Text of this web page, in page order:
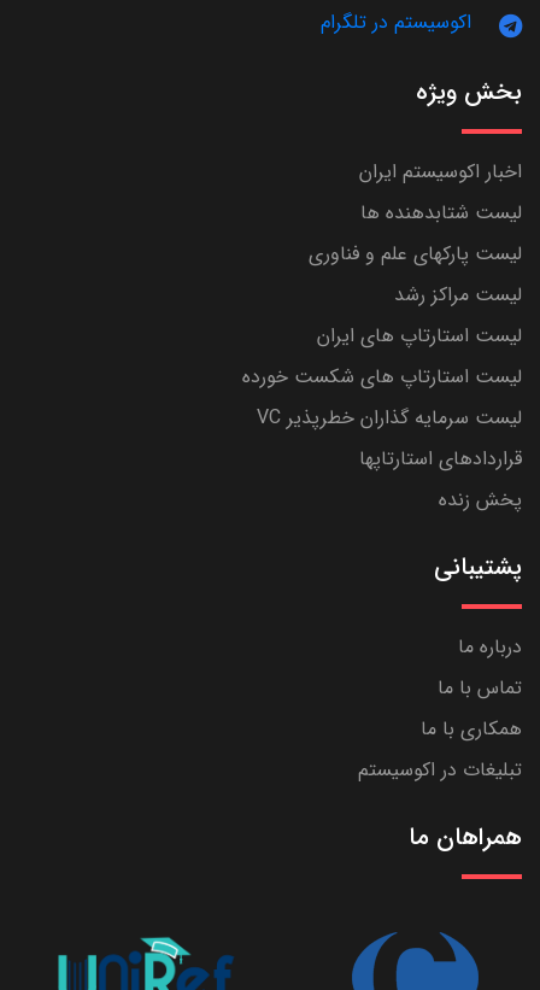
اکوسیستم در تلگرام
بخش ویژه
اخبار اکوسیستم ایران
لیست شتابدهنده ها
لیست پارکهای علم و فناوری
لیست مراکز رشد
لیست استارتاپ های ایران
لیست استارتاپ های شکست خورده
لیست سرمایه گذاران خطرپذیر VC
قراردادهای استارتاپها
پخش زنده
پشتیبانی
درباره ما
تماس با ما
همکاری با ما
تبلیغات در اکوسیستم
همراهان ما